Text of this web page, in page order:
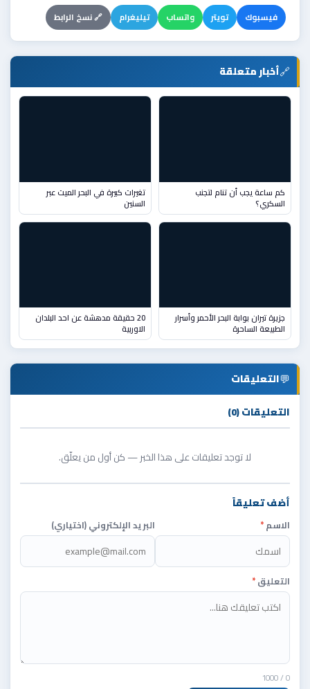
فيسبوك تويتر واتساب تيليغرام 🔗 نسخ الرابط
🔗أخبار متعلقة
كم ساعة يجب أن تنام لتجنب
السكري؟
تغيرات كبيرة في البحر الميت عبر
السنين
جزيرة تيران بوابة البحر الأحمر وأسرار
الطبيعة الساحرة
20 حقيقة مدهشة عن احد البلدان
الاوربية
💬التعليقات
التعليقات (0)
لا توجد تعليقات على هذا الخبر — كن أول من يعلّق.
أضف تعليقاً
الاسم* البريد الإلكتروني (اختياري)
التعليق*
0
/ 1000